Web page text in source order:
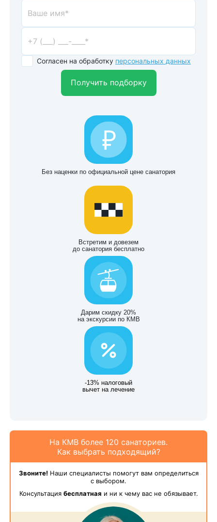
Согласен на обработку персональных данных
Получить подборку
Без наценки по официальной цене санатория
Встретим и довезем
до санатория бесплатно
Дарим скидку 20%
на экскурсии по КМВ
-13% налоговый
вычет на лечение
На КМВ более 120 санаториев.
Как выбрать подходящий?
Звоните!Наши специалисты помогут вам определиться
с выбором.
Консультация бесплатная и ни к чему вас не обязывает.